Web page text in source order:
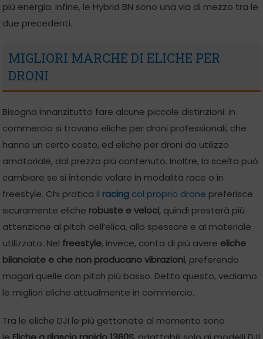
più energia. Infine, le Hybrid BN sono una via di mezzo tra le
due precedenti.
MIGLIORI MARCHE DI ELICHE PER
DRONI
Bisogna innanzitutto fare alcune piccole distinzioni: in
commercio si trovano eliche per droni professionali, che
hanno un certo costo, ed eliche per droni da utilizzo
amatoriale, dal prezzo più contenuto. Inoltre, la scelta può
cambiare se si intende volare in modalità race o in
freestyle. Chi pratica il racing col proprio drone preferisce
sicuramente eliche robuste e veloci, quindi presterà più
attenzione al pitch dell’elica, allo spessore e al materiale
utilizzato. Nel freestyle, invece, conta di più avere eliche
bilanciate e che non producano vibrazioni, preferendo
magari quelle con pitch più basso. Detto questo, vediamo
le migliori eliche attualmente in commercio.
Tra le eliche DJI le più gettonate al momento sono